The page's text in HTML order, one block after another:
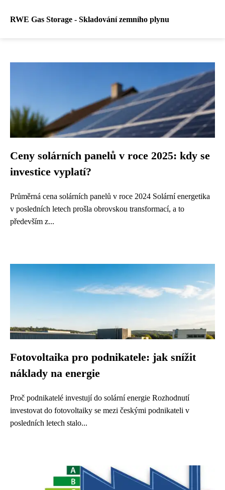
RWE Gas Storage - Skladování zemního plynu
Ceny solárních panelů v roce 2025: kdy se
investice vyplatí?
Průměrná cena solárních panelů v roce 2024 Solární energetika
v posledních letech prošla obrovskou transformací, a to
především z...
Fotovoltaika pro podnikatele: jak snížit
náklady na energie
Proč podnikatelé investují do solární energie Rozhodnutí
investovat do fotovoltaiky se mezi českými podnikateli v
posledních letech stalo...